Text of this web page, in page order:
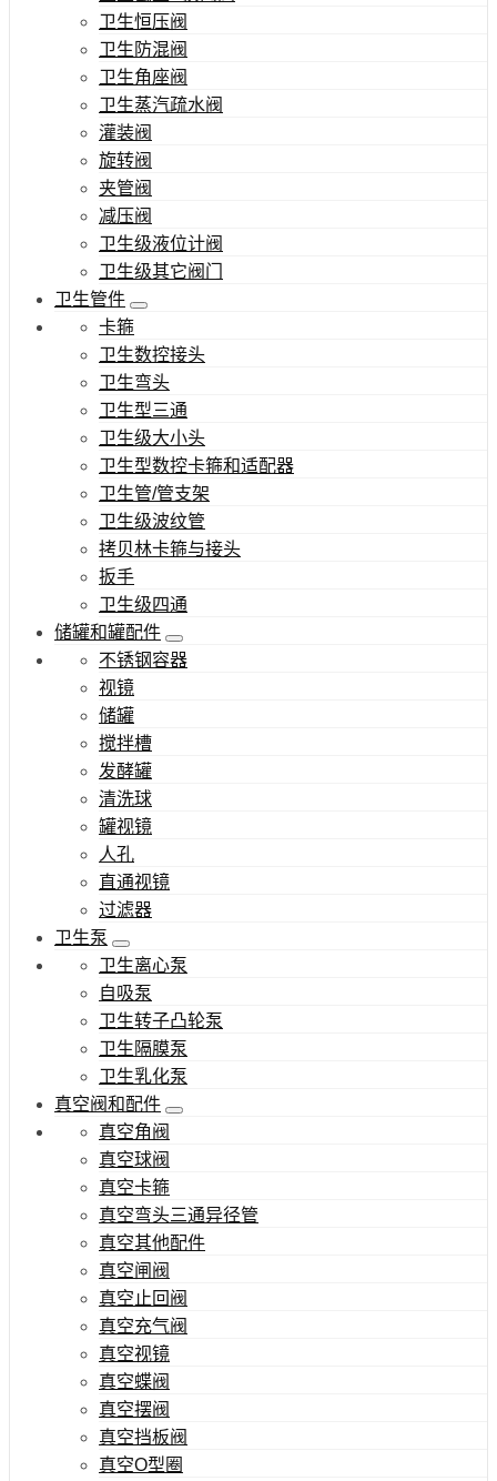
卫生恒压阀
卫生防混阀
卫生角座阀
卫生蒸汽疏水阀
灌装阀
旋转阀
夹管阀
减压阀
卫生级液位计阀
卫生级其它阀门
卫生管件
卡箍
卫生数控接头
卫生弯头
卫生型三通
卫生级大小头
卫生型数控卡箍和适配器
卫生管/管支架
卫生级波纹管
拷贝林卡箍与接头
扳手
卫生级四通
储罐和罐配件
不锈钢容器
视镜
储罐
搅拌槽
发酵罐
清洗球
罐视镜
人孔
直通视镜
过滤器
卫生泵
卫生离心泵
自吸泵
卫生转子凸轮泵
卫生隔膜泵
卫生乳化泵
真空阀和配件
真空角阀
真空球阀
真空卡箍
真空弯头三通异径管
真空其他配件
真空闸阀
真空止回阀
真空充气阀
真空视镜
真空蝶阀
真空摆阀
真空挡板阀
真空O型圈